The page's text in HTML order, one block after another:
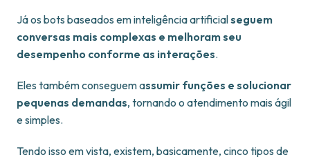
Já os bots baseados em inteligência artificialseguem
conversas mais complexas e melhoram seu
desempenho conforme as interações.
Eles também conseguem assumir funções e solucionar
pequenas demandas, tornando o atendimento mais ágil
e simples.
Tendo isso em vista, existem, basicamente, cinco tipos de